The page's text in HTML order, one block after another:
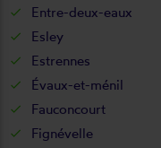
Entre-deux-eaux
Esley
Estrennes
Évaux-et-ménil
Fauconcourt
Fignévelle